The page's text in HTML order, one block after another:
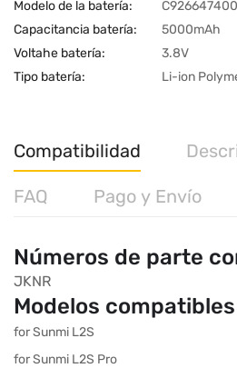
Modelo de la batería:
Capacitancia batería:
5000mAh
Voltahe batería:
3.8V
Tipo batería:
Li-ion
Compatibilidad
FAQ Pago y Envío
Números de parte
JKNR
Modelos compatibles
for Sunmi L2S
for Sunmi L2S Pro